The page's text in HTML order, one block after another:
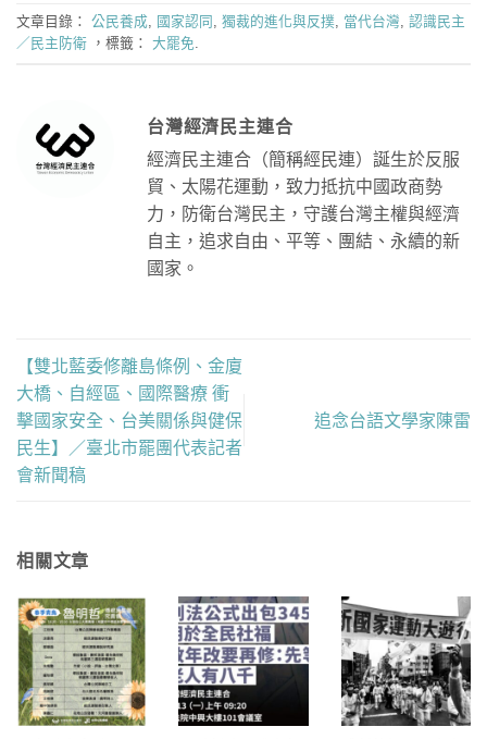
文章目錄： 公民養成 國家認同 獨裁的進化與反撲 當代台灣 認識民主
／民主防衛 ，標籤： 大罷免
台灣經濟民主連合
經濟民主連合（簡稱經民連）誕生於反服
貿、太陽花運動，致力抵抗中國政商勢
力，防衛台灣民主，守護台灣主權與經濟
自主，追求自由、平等、團結、永續的新
國家。
【雙北藍委修離島條例、金廈
大橋、自經區、國際醫療 衝
擊國家安全、台美關係與健保
民生】／臺北市罷團代表記者
會新聞稿
追念台語文學家陳雷
相關文章